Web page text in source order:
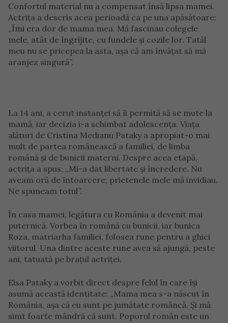
Confortul material nu a compensat însă lipsa mamei.
Actrița a descris acea perioadă ca pe una apăsătoare:
„Îmi era dor de mama mea. Mă fascinau colegele
mele, atât de îngrijite, cu fundele și cozile lor. Tatăl
meu nu se pricepea la asta, așa că am învățat să mă
aranjez singură”.
La 14 ani, a cerut instanței să îi permită să se mute la
mamă, iar decizia i-a schimbat adolescența. Viața
alături de Cristina Medianu Pataky a apropiat-o mai
mult de partea românească a familiei, de limba
română și de bunicii materni. Despre acea etapă,
actrița a spus: „Mi-a dat libertate și încredere. Nu
aveam oră de întoarcere; prietenele mele mă invidiau.
Ne spuneam totul”.
În casa mamei, legătura cu România a devenit mai
puternică. Vorbea în română cu bunicii, iar bunica
Roza, matriarha familiei, folosea rune pentru a ghici
viitorul. Una dintre aceste rune avea să ajungă, peste
ani, tatuată pe brațul actriței.
Elsa Pataky a vorbit direct despre felul în care își
asumă această identitate: „Mama mea s-a născut în
România, așa că eu sunt pe jumătate româncă. Și mă
simt foarte mândră că sunt. Poporul român este un